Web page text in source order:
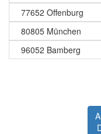
77652 Offenburg
80805 München
96052 Bamberg